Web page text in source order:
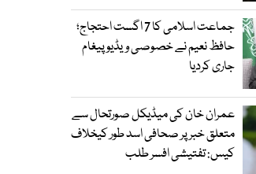
جماعت اسلامی کا 7 اگست احتجاج؛
حافظ نعیم نے خصوصی ویڈیو پیغام
جاری کردیا
عمران خان کی میڈیکل صورتحال سے
متعلق خبر پر صحافی اسد طور کیخلاف
کیس: تفتیشی افسر طلب